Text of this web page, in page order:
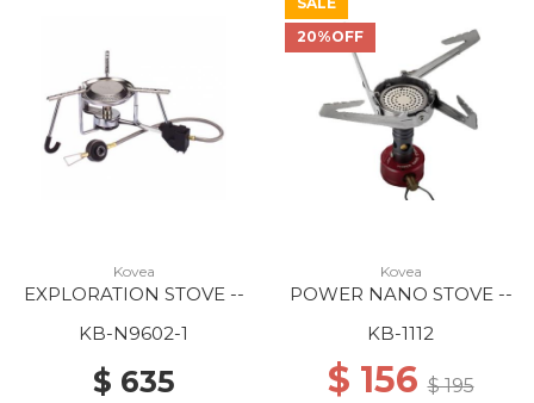
Kovea
EXPLORATION STOVE --
KB-N9602-1
$ 635
20%OFF
Kovea
POWER NANO STOVE --
KB-1112
$ 156$ 195